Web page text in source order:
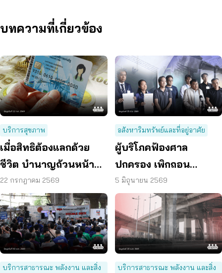
บทความที่เกี่ยวข้อง
บริการสุขภาพ
เมื่อสิทธิต้องแลกด้วย
ชีวิต บำนาญถ้วนหน้า
คือคำตอบของสังคมสูง
วัย
22 กรกฎาคม 2569
อสังหาริมทรัพย์และที่อยู่อาศัย
ผู้บริโภคฟ้องศาล
ปกครอง เพิกถอน
ผังเมืองรวม กทม. ฉบับ
ใหม่ เหตุกระทบสิทธิ –
คุณภาพชีวิต
5 มิถุนายน 2569
บริการสาธารณะ พลังงาน และสิ่ง
บริการสาธารณะ พลังงาน และสิ่ง